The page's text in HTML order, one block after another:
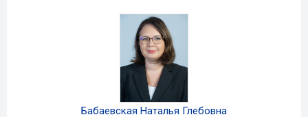
Бабаевская Наталья Глебовна